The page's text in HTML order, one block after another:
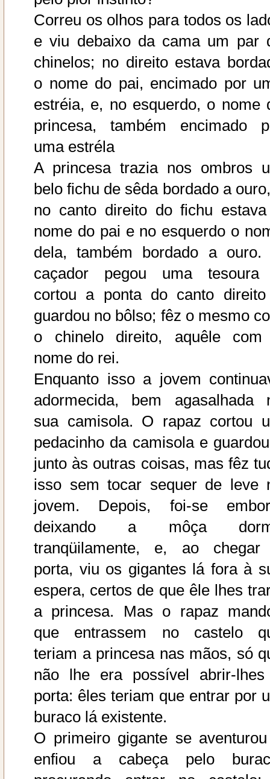
Correu os olhos para todos os
e viu debaixo da cama um par
chinelos; no direito estava
o nome do pai, encimado por
estréia, e, no esquerdo, o nome
princesa, também encimado
uma estréla
A princesa trazia nos ombros
belo fichu de sêda bordado a
no canto direito do fichu
nome do pai e no esquerdo o
dela, também bordado a ouro.
caçador pegou uma
cortou a ponta do canto
guardou no bôlso; fêz o mesmo
o chinelo direito, aquêle
nome do rei.
Enquanto isso a jovem
adormecida, bem agasalhada
sua camisola. O rapaz cortou
pedacinho da camisola e
junto às outras coisas, mas fêz
isso sem tocar sequer de leve
jovem. Depois, foi-se
deixando a môça
tranqüilamente, e, ao
porta, viu os gigantes lá fora à
espera, certos de que êle lhes
a princesa. Mas o rapaz
que entrassem no castelo
teriam a princesa nas mãos, só
não lhe era possível abrir-
porta: êles teriam que entrar por
buraco lá existente.
O primeiro gigante se
enfiou a cabeça pelo